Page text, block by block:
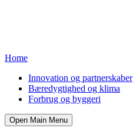
Home
Innovation og partnerskaber
Bæredygtighed og klima
Forbrug og byggeri
Open Main Menu